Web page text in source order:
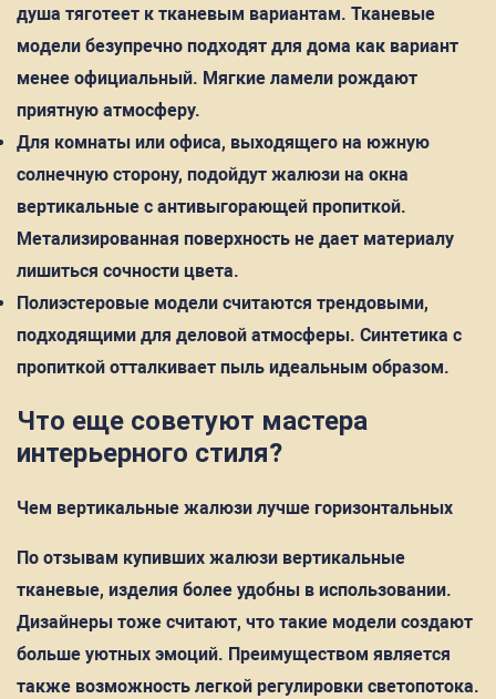
душа тяготеет к тканевым вариантам. Тканевые
модели безупречно подходят для дома как вариант
менее официальный. Мягкие ламели рождают
приятную атмосферу.
Для комнаты или офиса, выходящего на южную
солнечную сторону, подойдут жалюзи на окна
вертикальные с антивыгорающей пропиткой.
Метализированная поверхность не дает материалу
лишиться сочности цвета.
Полиэстеровые модели считаются трендовыми,
подходящими для деловой атмосферы. Синтетика с
пропиткой отталкивает пыль идеальным образом.
Что еще советуют мастера
интерьерного стиля?
Чем вертикальные жалюзи лучше горизонтальных
По отзывам купивших жалюзи вертикальные
тканевые, изделия более удобны в использовании.
Дизайнеры тоже считают, что такие модели создают
больше уютных эмоций. Преимуществом является
также возможность легкой регулировки светопотока.